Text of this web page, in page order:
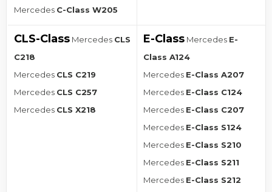
Mercedes C-Class W205
CLS-Class Mercedes CLS
C218
Mercedes CLS C219
Mercedes CLS C257
Mercedes CLS X218
E-Class Mercedes E-
Class A124
Mercedes E-Class A207
Mercedes E-Class C124
Mercedes E-Class C207
Mercedes E-Class S124
Mercedes E-Class S210
Mercedes E-Class S211
Mercedes E-Class S212